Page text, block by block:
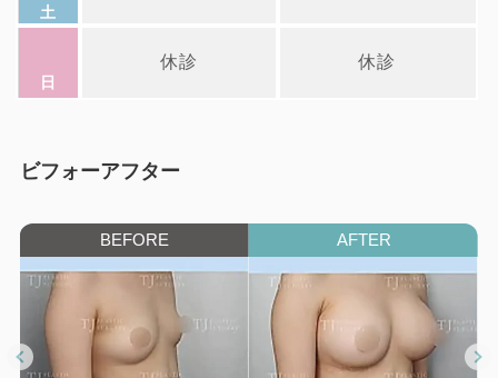
休診 休診
ビフォーアフター